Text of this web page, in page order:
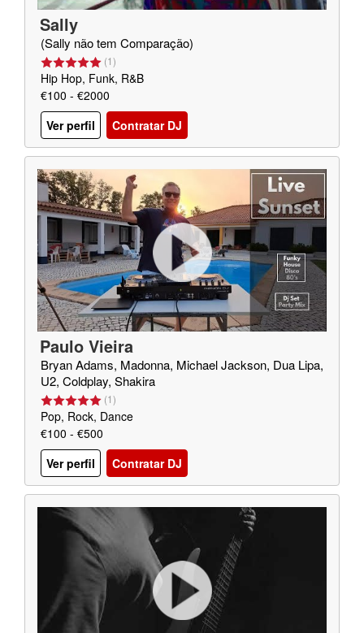
Sally
(Sally não tem Comparação)
(1)
Hip Hop, Funk, R&B
€100 - €2000
Ver perfil
Contratar DJ
Paulo Vieira
Bryan Adams, Madonna, Michael Jackson, Dua Lipa,
U2, Coldplay, Shakira
(1)
Pop, Rock, Dance
€100 - €500
Ver perfil
Contratar DJ